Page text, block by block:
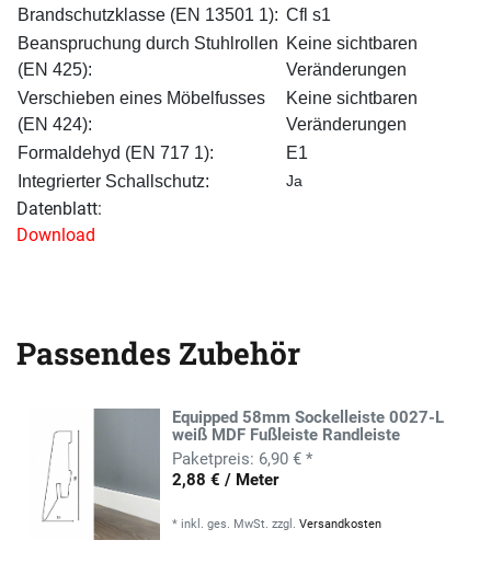
Brandschutzklasse (EN 13501 1): Cfl s1
Beanspruchung durch Stuhlrollen
(EN 425):
Keine sichtbaren
Veränderungen
Verschieben eines Möbelfusses
(EN 424):
Keine sichtbaren
Veränderungen
Formaldehyd (EN 717 1):
E1
Integrierter Schallschutz:
Ja
Datenblatt:
Download
Passendes Zubehör
Equipped 58mm Sockelleiste 0027-L
weiß MDF Fußleiste Randleiste
6,90 € *
2,88 € / Meter
* inkl. ges. MwSt. zzgl.Versandkosten